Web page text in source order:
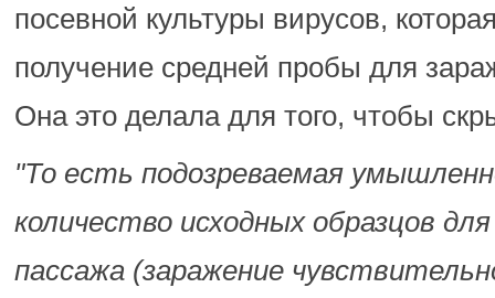
посевной культуры вирусов,
получение средней пробы для
Она это делала для того, чтобы
"То есть подозреваемая
количество исходных образцов
пассажа (заражение